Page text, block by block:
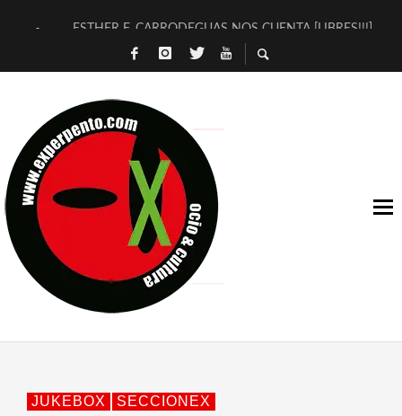
ESTHER F. CARRODEGUAS NOS CUENTA [LIBRES!!!]
[TERRA DE GUAPES] DE SANDRA MONFORT
TIMBRE 4, LA ESCUELA DEL DIRECTOR TEATRAL CLAUDIO
30 AÑOS (NO ES NADA) DE LA KATARSIS DEL TOMATAZO
MILITARES JUDÍAS EN #EXVITA
D’BALDOMEROS REINVENTAN [BITÁCORA 3.0] EN EXVITA
MARSHALL FLASH PRESENTA EN EXVITA [RELATIVA
JOFRE BARDAGÍ EN EXVITA INTERPRETANDO A SERRAT
JUKEBOX SECCIONEX